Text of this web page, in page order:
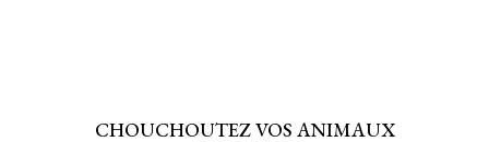
CHOUCHOUTEZ VOS ANIMAUX